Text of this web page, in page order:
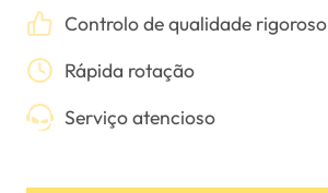
Controlo de qualidade rigoroso
Rápida rotação
Serviço atencioso